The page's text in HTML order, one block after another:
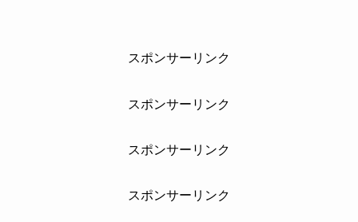
スポンサーリンク
スポンサーリンク
スポンサーリンク
スポンサーリンク